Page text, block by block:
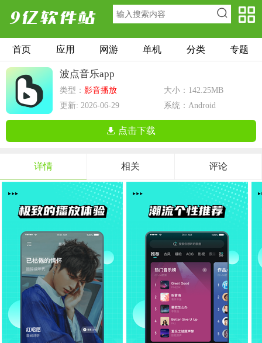
首页 应用 网游 单机 分类 专题
波点音乐app
类型： 影音播放
大小：142.25MB
更新: 2026-06-29
系统：Android
点击下载
详情 相关 评论